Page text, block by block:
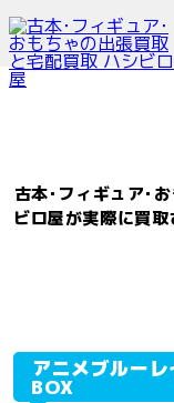
古本･フィギュア･
ビロ屋が実際に買取
アニメブルー
BOX